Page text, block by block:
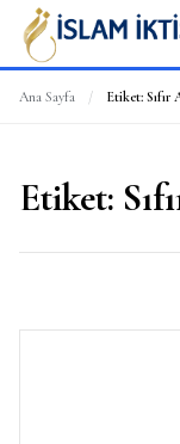
Ana Sayfa / Etiket: Sıfır
Etiket: